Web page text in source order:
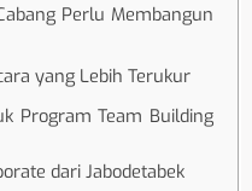
Perlu Membangun
yang Lebih Terukur
Program Team Building
dari Jabodetabek